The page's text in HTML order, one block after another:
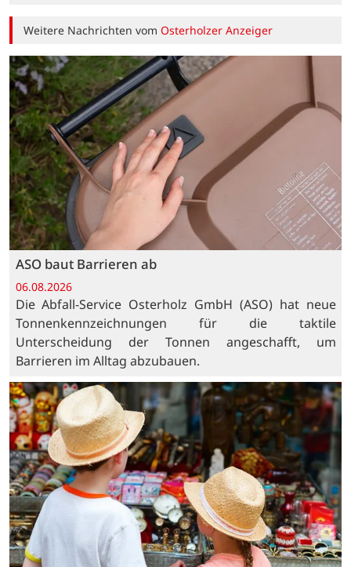
Weitere Nachrichten vomOsterholzer Anzeiger
ASO baut Barrieren ab
06.08.2026
Die Abfall-Service Osterholz GmbH (ASO) hat neue
Tonnenkennzeichnungen für die taktile
Unterscheidung der Tonnen angeschafft, um
Barrieren im Alltag abzubauen.